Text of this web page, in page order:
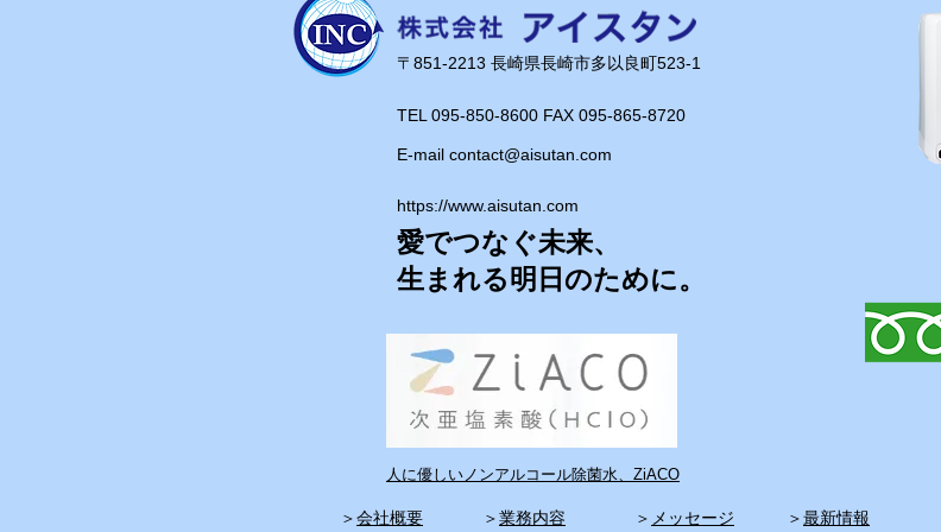
​〒851-2213 長崎県長崎市多以良町523-1
TEL 095-850-8600 FAX 095-865-8720​
E-mail contact@aisutan.com
https://www.aisutan.com
愛でつなぐ未来、
​生まれる明日のために。
人に優しいノンアルコール除菌水、ZiACO
​＞会社概要 ​＞業務内容 ​＞ メッセージ ​＞最新情報